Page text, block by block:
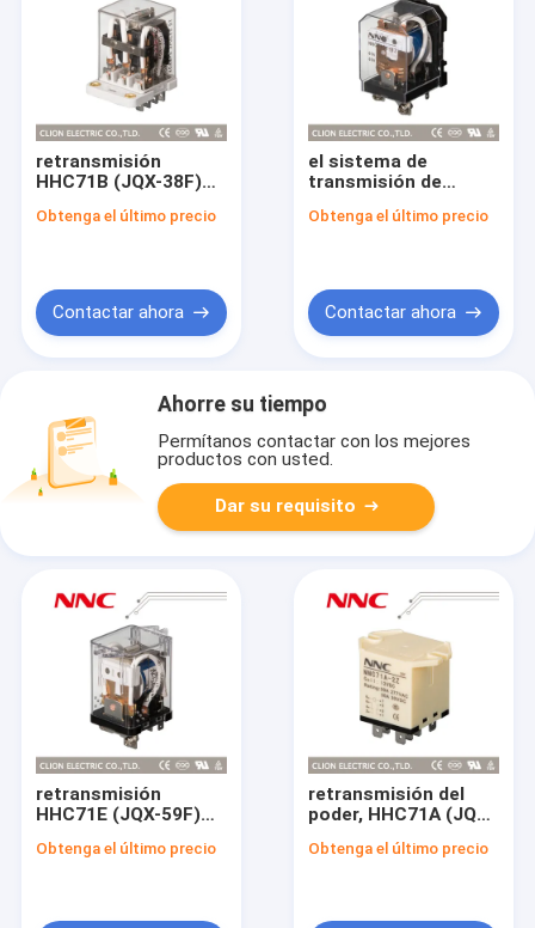
retransmisión
HHC71B (JQX-38F)
Obtenga el último precio
Contactar ahora
el sistema de
transmisión de
((JQX-58F)
Obtenga el último precio
Contactar ahora
Ahorre su tiempo
Permítanos contactar con los mejores
productos con usted.
Dar su requisito
retransmisión
HHC71E (JQX-59F)
Obtenga el último precio
retransmisión del
poder, HHC71A (JQX-
Obtenga el último precio